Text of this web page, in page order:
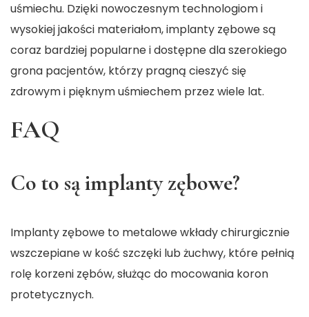
uśmiechu. Dzięki nowoczesnym technologiom i
wysokiej jakości materiałom, implanty zębowe są
coraz bardziej popularne i dostępne dla szerokiego
grona pacjentów, którzy pragną cieszyć się
zdrowym i pięknym uśmiechem przez wiele lat.
FAQ
Co to są implanty zębowe?
Implanty zębowe to metalowe wkłady chirurgicznie
wszczepiane w kość szczęki lub żuchwy, które pełnią
rolę korzeni zębów, służąc do mocowania koron
protetycznych.